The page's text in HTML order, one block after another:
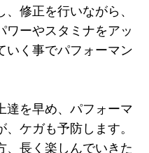
修正を行いながら、
ワーやスタミナをアッ
いく事でパフォーマン
達を早め、パフォーマ
ケガも予防します。
、長く楽しんでいきた